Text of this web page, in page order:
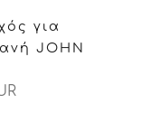
για
JOHN